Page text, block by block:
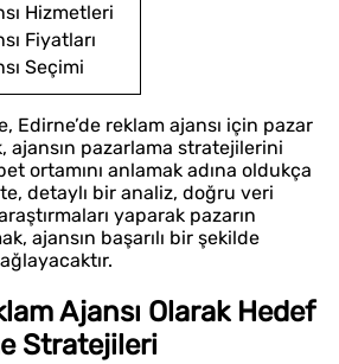
Hizmetleri
Fiyatları
Seçimi
Edirne’de reklam ajansı için pazar
ajansın pazarlama stratejilerini
ortamını anlamak adına oldukça
detaylı bir analiz, doğru veri
yaparak pazarın
ajansın başarılı bir şekilde
Ajansı Olarak Hedef
Stratejileri